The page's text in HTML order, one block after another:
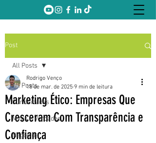
Post
All Posts
Curiosidades
Mitos e Verdades
Negócios
All Posts
Marketing Ético: Empresas Que
Cresceram Com Transparência e
Confiança
Rodrigo Venço
18 de mar. de 2025 9 min de leitura